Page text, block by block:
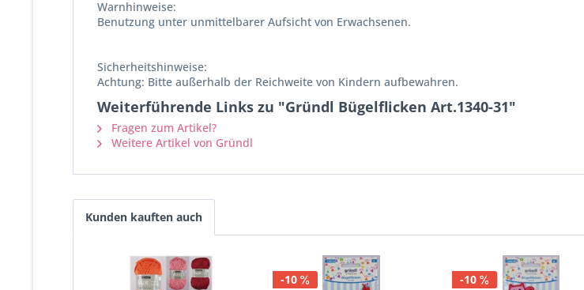
Warnhinweise:
Benutzung unter unmittelbarer Aufsicht von Erwachsenen.
Sicherheitshinweise:
Achtung: Bitte außerhalb der Reichweite von Kindern aufbewahren.
Weiterführende Links zu "Gründl Bügelflicken Art.1340-31"
Fragen zum Artikel?
Weitere Artikel von Gründl
Kunden kauften auch
-10 -10